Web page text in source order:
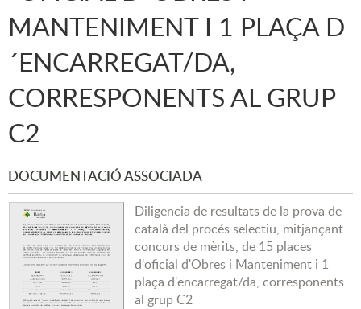
MANTENIMENT I 1 PLAÇA D
´ENCARREGAT/DA,
CORRESPONENTS AL GRUP
C2
DOCUMENTACIÓ ASSOCIADA
Diligencia de resultats de la prova de
català del procés selectiu, mitjançant
concurs de mèrits, de 15 places
d'oficial d'Obres i Manteniment i 1
plaça d'encarregat/da, corresponents
al grup C2